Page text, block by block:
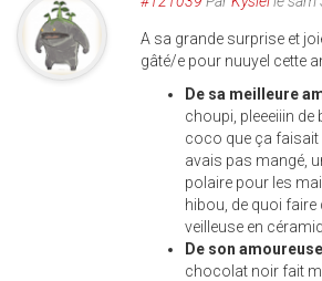
A sa grande surprise et
gâté/e pour nuuyel cette
De sa meilleure
choupi, pleeeiiin de
coco que ça
avais pas mangé,
polaire pour les
hibou, de quoi faire
veilleuse en
De son amoureuse
chocolat noir fait